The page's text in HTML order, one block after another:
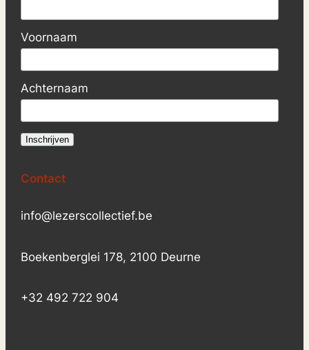
Voornaam
Achternaam
Contact
info@lezerscollectief.be
Boekenberglei 178, 2100 Deurne
+32 492 722 904